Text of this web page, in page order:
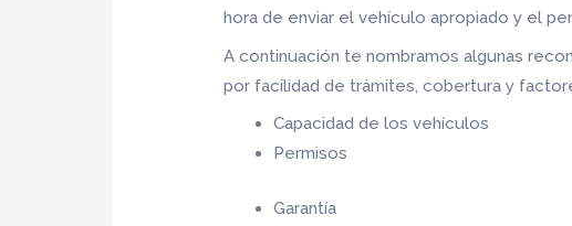
hora de enviar el vehículo apropiado y el
A continuación te nombramos algunas
por facilidad de trámites, cobertura y
Capacidad de los vehículos
Permisos
Garantía